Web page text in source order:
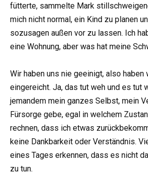
fütterte, sammelte Mark
mich nicht normal, ein Kind zu planen
sozusagen außen vor zu lassen. Ich
eine Wohnung, aber was hat meine
Wir haben uns nie geeinigt, also haben
eingereicht. Ja, das tut weh und es tut
jemandem mein ganzes Selbst, mein
Fürsorge gebe, egal in welchem
rechnen, dass ich etwas
keine Dankbarkeit oder Verständnis.
eines Tages erkennen, dass es nicht
zu tun.